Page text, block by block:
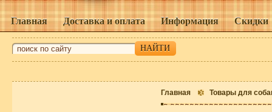
Главная Доставка и оплата Информация Скидки
Главная Товары для